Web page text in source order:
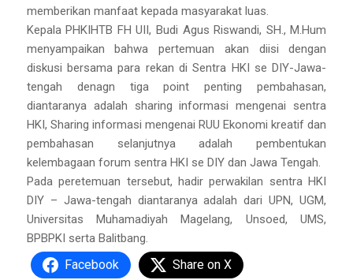
memberikan manfaat kepada masyarakat luas.
Kepala PHKIHTB FH UII, Budi Agus Riswandi, SH., M.Hum
menyampaikan bahwa pertemuan akan diisi dengan
diskusi bersama para rekan di Sentra HKI se DIY-Jawa-
tengah denagn tiga point penting pembahasan,
diantaranya adalah sharing informasi mengenai sentra
HKI, Sharing informasi mengenai RUU Ekonomi kreatif dan
pembahasan selanjutnya adalah pembentukan
kelembagaan forum sentra HKI se DIY dan Jawa Tengah.
Pada peretemuan tersebut, hadir perwakilan sentra HKI
DIY – Jawa-tengah diantaranya adalah dari UPN, UGM,
Universitas Muhamadiyah Magelang, Unsoed, UMS,
BPBPKI serta Balitbang.
Facebook Share on X